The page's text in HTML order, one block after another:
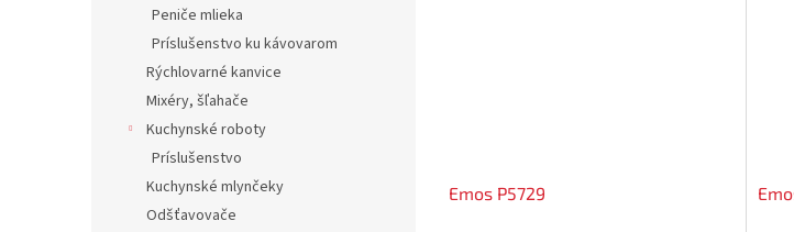
Peniče mlieka
Príslušenstvo ku kávovarom
Rýchlovarné kanvice
Mixéry, šľahače
Kuchynské roboty
Príslušenstvo
Kuchynské mlynčeky
Odšťavovače
Emos P5729